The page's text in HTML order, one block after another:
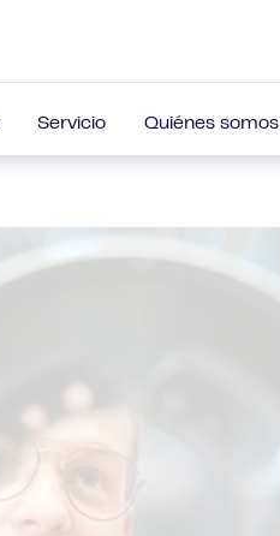
Servicio Quiénes somos